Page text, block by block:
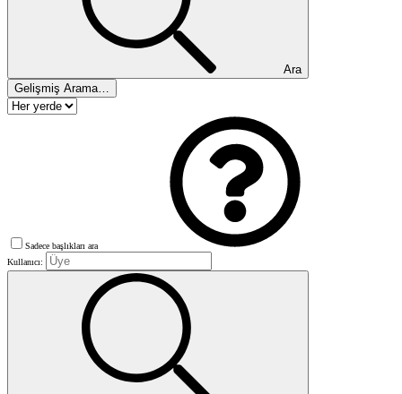
Ara
Gelişmiş Arama…
Sadece başlıkları ara
Kullanıcı: